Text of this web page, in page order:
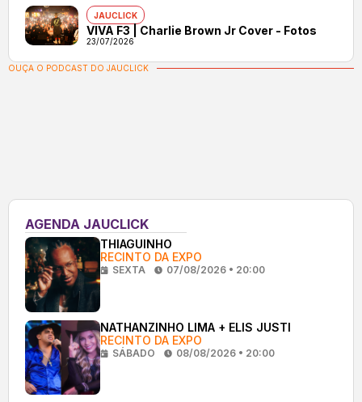
JAUCLICK
VIVA F3 | Charlie Brown Jr Cover - Fotos
23/07/2026
OUÇA O PODCAST DO JAUCLICK
AGENDA JAUCLICK
THIAGUINHO
RECINTO DA EXPO
SEXTA 07/08/2026 • 20:00
NATHANZINHO LIMA + ELIS JUSTI
RECINTO DA EXPO
SÁBADO 08/08/2026 • 20:00